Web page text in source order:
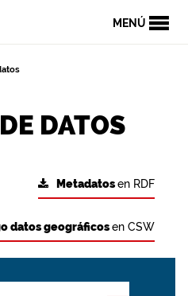
MENÚ
DATOS
Metadatosen RDF
datos geográficosen CSW